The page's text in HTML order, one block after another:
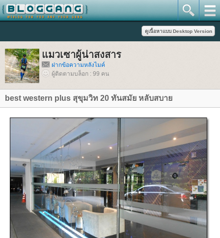
มวเซาผู้น่าสงสาร
ฝากข้อความหลังไมค์
ผู้ติดตามบล็อก : 99 คน
best western plus สุขุมวิท 20 ทันสมัย หลับสบา